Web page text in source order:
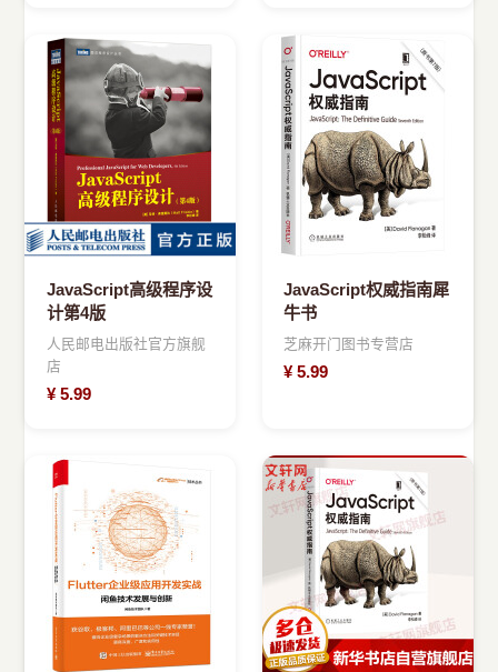
JavaScript高级程序设
计第4版
人民邮电出版社官方旗舰
店
¥ 5.99
JavaScript权威指南犀
牛书
芝麻开门图书专营店
¥ 5.99